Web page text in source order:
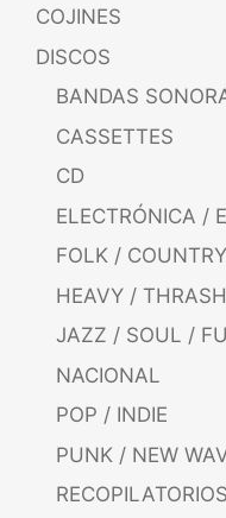
COJINES
DISCOS
BANDAS
CASSETTES
CD
ELECTRÓNICA /
FOLK / COUNTRY
HEAVY /
JAZZ / SOUL /
NACIONAL
POP / INDIE
PUNK / NEW
RECOPILATORIOS